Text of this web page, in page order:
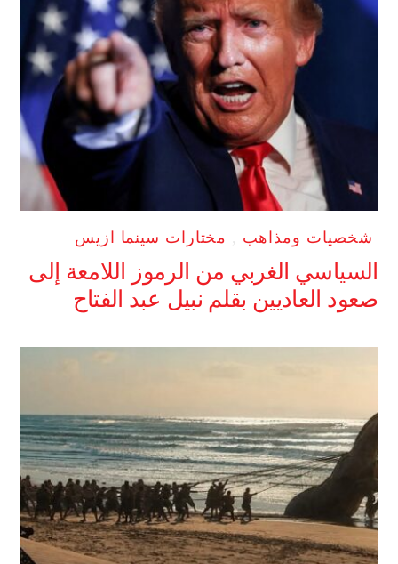
شخصيات ومذاهب , مختارات سينما ازيس
السياسي الغربي من الرموز اللامعة إلى
صعود العاديين بقلم نبيل عبد الفتاح